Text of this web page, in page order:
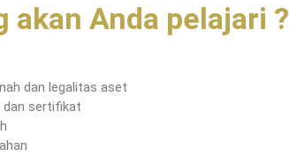
akan Anda pelajari ?
dan legalitas aset
dan sertifikat